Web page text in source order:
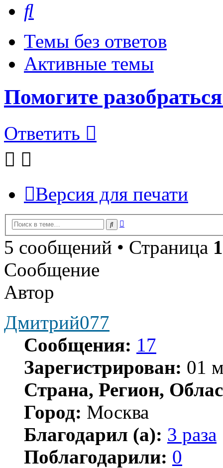
Темы без ответов
Активные темы
Помогите
Ответить
Версия для печати
Поиск
5 сообщений • Страница 1
Сообщение
Автор
Дмитрий077
Сообщения: 17
Зарегистрирован: 01
Страна, Регион,
Город: Москва
Благодарил (а): 3 раза
Поблагодарили: 0